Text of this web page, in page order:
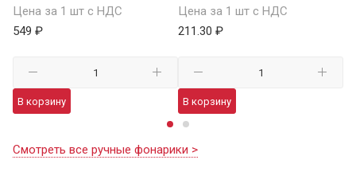
Цена за 1 шт с НДС
549 ₽
В корзину
Цена за 1 шт с НДС
211.30 ₽
В корзину
Смотреть все ручные фонарики >